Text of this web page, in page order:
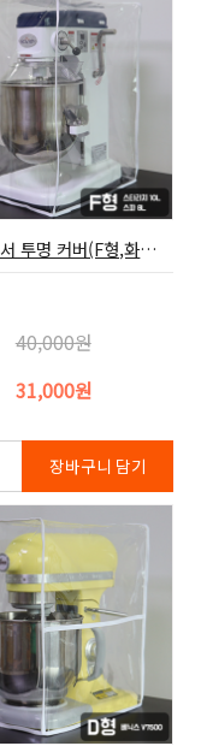
스탠드 믹서 투명 커버(F형,화이트)
40,000원
31,000원